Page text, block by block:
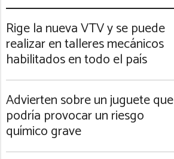
Rige la nueva VTV y se puede
realizar en talleres mecánicos
habilitados en todo el país
Advierten sobre un juguete que
podría provocar un riesgo
químico grave